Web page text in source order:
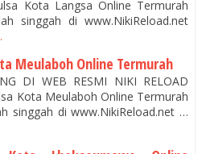
Kota Langsa Online Termurah
singgah di www.NikiReload.net
Meulaboh Online Termurah
DI WEB RESMI NIKI RELOAD
Kota Meulaboh Online Termurah
singgah di www.NikiReload.net …